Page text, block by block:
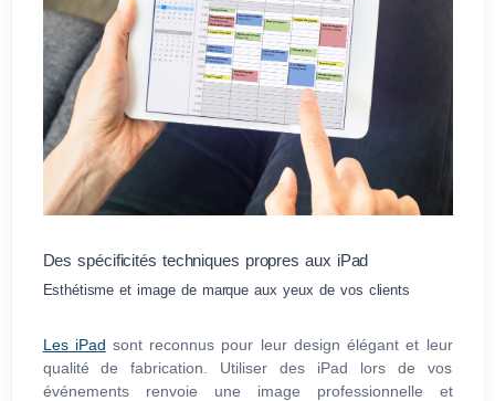
Des spécificités techniques propres aux iPad
Esthétisme et image de marque aux yeux de vos clients
Les iPad sont reconnus pour leur design élégant et leur
qualité de fabrication. Utiliser des iPad lors de vos
événements renvoie une image professionnelle et